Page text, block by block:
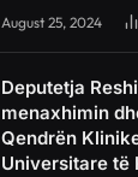
August 25, 2024
Deputetja
menaxhimin
Qendrën
Universitare të